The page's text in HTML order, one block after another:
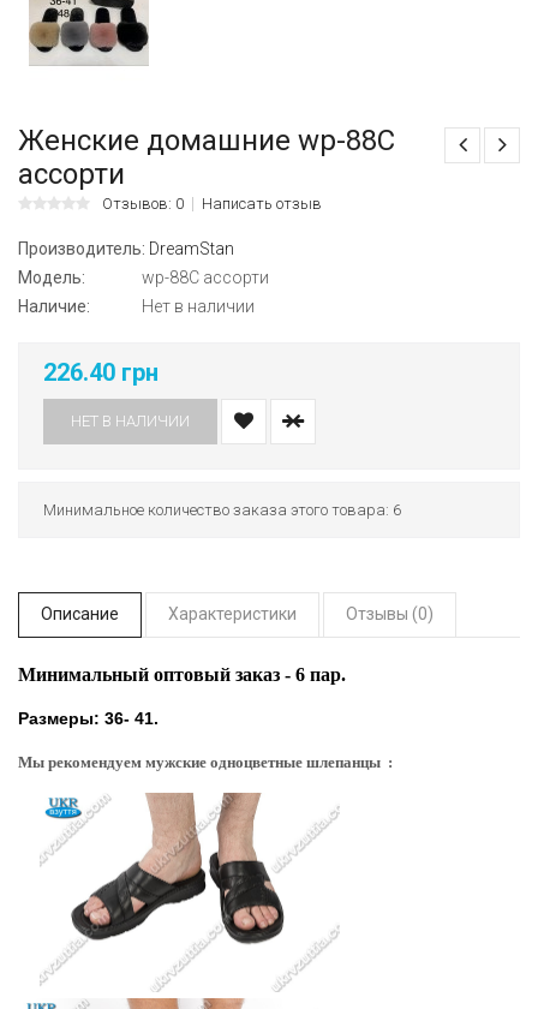
Женские домашние wp-88C
ассорти
Отзывов: 0 Написать отзыв
Производитель: DreamStan
Модель:
wp-88C ассорти
Наличие:
Нет в наличии
226.40 грн
НЕТ В НАЛИЧИИ
Минимальное количество заказа этого товара: 6
Описание Характеристики Отзывы (0)
Минимальный оптовый заказ - 6 пар.
Размеры: 36- 41.
Мы рекомендуем мужские одноцветные шлепанцы :